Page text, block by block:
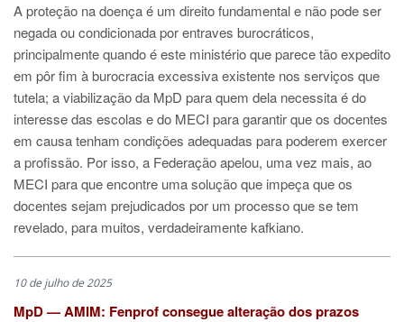
A proteção na doença é um direito fundamental e não pode ser
negada ou condicionada por entraves burocráticos,
principalmente quando é este ministério que parece tão expedito
em pôr fim à burocracia excessiva existente nos serviços que
tutela; a viabilização da MpD para quem dela necessita é do
interesse das escolas e do MECI para garantir que os docentes
em causa tenham condições adequadas para poderem exercer
a profissão. Por isso, a Federação apelou, uma vez mais, ao
MECI para que encontre uma solução que impeça que os
docentes sejam prejudicados por um processo que se tem
revelado, para muitos, verdadeiramente kafkiano.
10 de julho de 2025
MpD — AMIM: Fenprof consegue alteração dos prazos